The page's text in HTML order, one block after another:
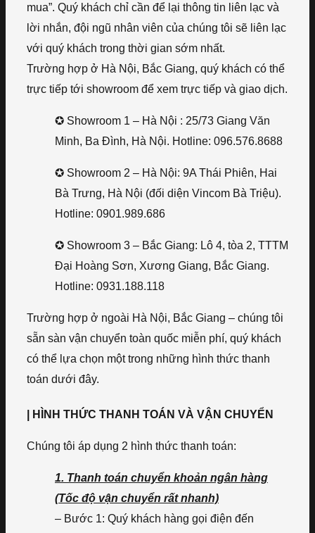
mua”. Quý khách chỉ cần để lại thông tin liên lạc và
lời nhắn, đội ngũ nhân viên của chúng tôi sẽ liên lạc
với quý khách trong thời gian sớm nhất.
Trường hợp ở Hà Nội, Bắc Giang, quý khách có thể
trực tiếp tới showroom để xem trực tiếp và giao dịch.
✪ Showroom 1 – Hà Nội : 25/73 Giang Văn
Minh, Ba Đình, Hà Nội. Hotline: 096.576.8688
✪ Showroom 2 – Hà Nội: 9A Thái Phiên, Hai
Bà Trưng, Hà Nội (đối diện Vincom Bà Triệu).
Hotline: 0901.989.686
✪ Showroom 3 – Bắc Giang: Lô 4, tòa 2, TTTM
Đại Hoàng Sơn, Xương Giang, Bắc Giang.
Hotline: 0931.188.118
Trường hợp ở ngoài Hà Nội, Bắc Giang – chúng tôi
sẵn sàn vận chuyển toàn quốc miễn phí, quý khách
có thể lựa chọn một trong những hình thức thanh
toán dưới đây.
| HÌNH THỨC THANH TOÁN VÀ VẬN CHUYỂN
Chúng tôi áp dụng 2 hình thức thanh toán:
1. Thanh toán chuyển khoản ngân hàng
(Tốc độ vận chuyển rất nhanh)
– Bước 1: Quý khách hàng gọi điện đến